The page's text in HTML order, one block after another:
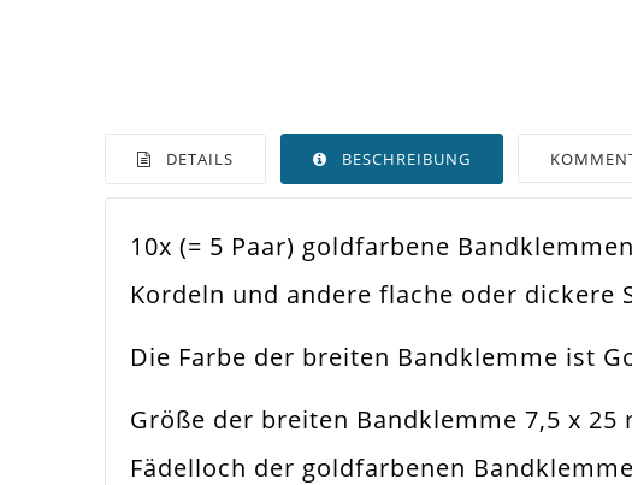
DETAILS BESCHREIBUNG
Farbe
Gold
Verwendung
Halsband.
10x (= 5 Paar) goldfarbene
Kordeln und andere flache oder dickere
Die Farbe der breiten Bandklemme ist
Größe der breiten Bandklemme 7,5 x 25
Fädelloch der goldfarbenen